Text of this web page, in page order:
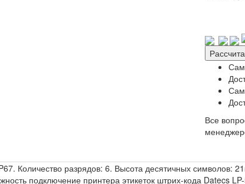
Все
Количество разрядов: 6. Высота десятичных символов:
подключение принтера этикеток штрих-кода Datecs